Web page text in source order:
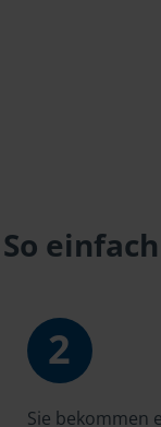
2
Sie bekommen